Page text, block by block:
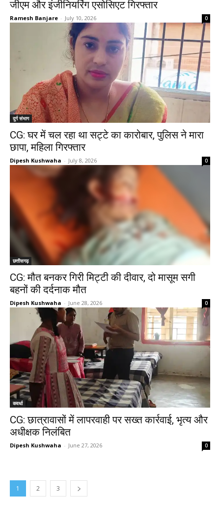
जीएम और इंजीनियरिंग एसोसिएट गिरफ्तार
Ramesh Banjare - July 10, 2026 0
दुर्ग संभाग
CG: घर में चल रहा था सट्टे का कारोबार, पुलिस ने मारा
छापा, महिला गिरफ्तार
Dipesh Kushwaha - July 8, 2026 0
छत्तीसगढ़
CG: मौत बनकर गिरी मिट्टी की दीवार, दो मासूम सगी
बहनों की दर्दनाक मौत
Dipesh Kushwaha - June 28, 2026 0
कवर्धा
CG: छात्रावासों में लापरवाही पर सख्त कार्रवाई, भृत्य और
अधीक्षक निलंबित
Dipesh Kushwaha - June 27, 2026 0
1 2 3